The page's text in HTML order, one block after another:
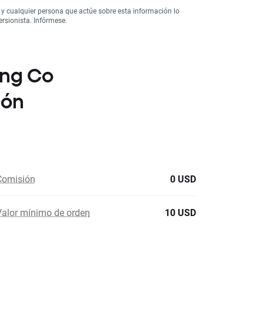
cualquier persona que actúe sobre esta información lo
Infórmese.
Co
0 USD
mínimo de orden 10 USD